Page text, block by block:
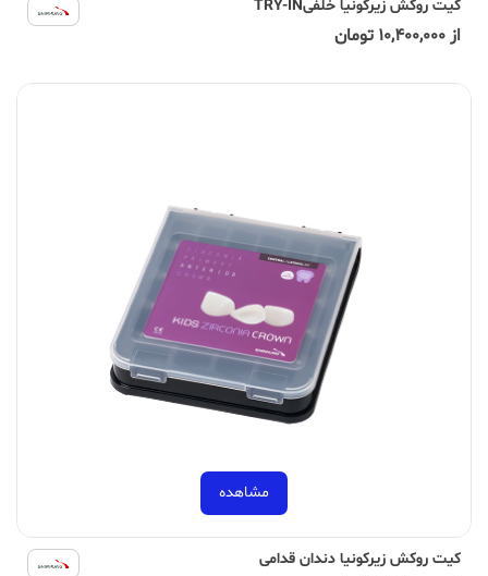
کیت روکش زیرکونیا خلفیTRY-IN
از 10,400,000 تومان
مشاهده
کیت روکش زیرکونیا دندان قدامی